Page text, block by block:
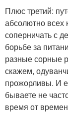
Плюс третий:
абсолютно всех
соперничать с
борьбе за
разные сорные
скажем,
прожорливы. И
бываете не
время от